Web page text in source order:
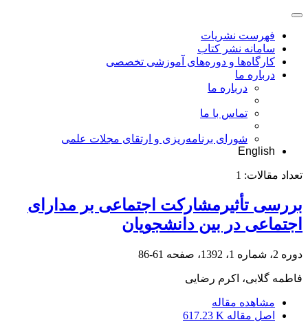
فهرست نشریات
سامانه نشر کتاب
کارگاه‌ها و دوره‌های آموزشی تخصصی
درباره ما
درباره ما
تماس با ما
شورای برنامه‌ریزی و ارتقای مجلات علمی
English
تعداد مقالات: 1
بررسی تأثیرمشارکت اجتماعی بر مدارای
اجتماعی در بین دانشجویان
دوره 2، شماره 1، 1392، صفحه 61-86
فاطمه گلابی، اکرم رضایی
مشاهده مقاله
اصل مقاله 617.23 K